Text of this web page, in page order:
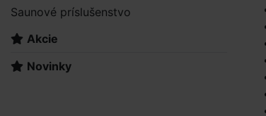
Saunové príslušenstvo
Akcie
Novinky